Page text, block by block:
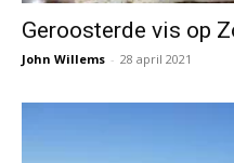
Geroosterde vis op
John Willems - 28 april 2021